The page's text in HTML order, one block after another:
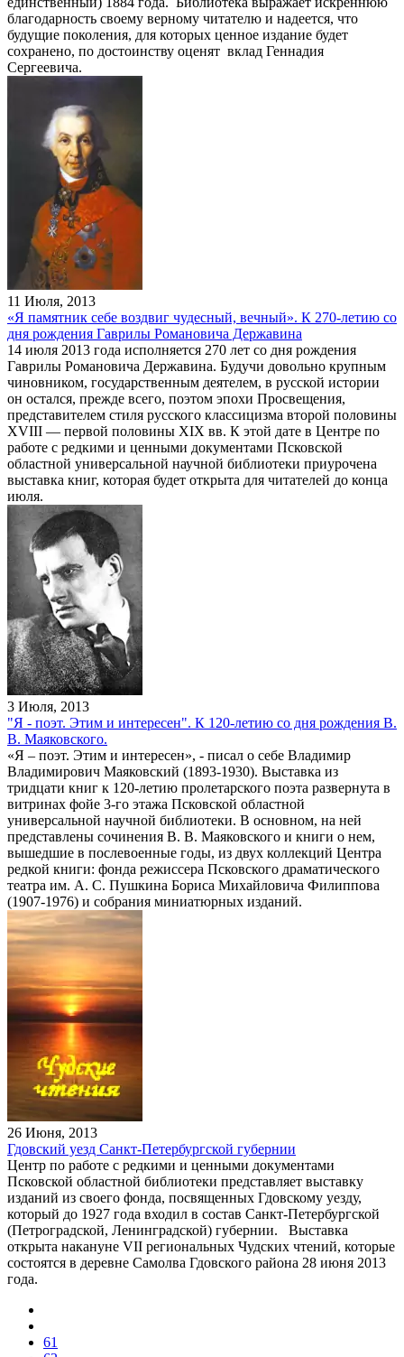
благодарность своему верному читателю и надеется, что
будущие поколения, для которых ценное издание будет
сохранено, по достоинству оценят вклад Геннадия
Сергеевича.
11 Июля, 2013
«Я памятник себе воздвиг чудесный, вечный». К 270-летию со
дня рождения Гаврилы Романовича Державина
14 июля 2013 года исполняется 270 лет со дня рождения
Гаврилы Романовича Державина. Будучи довольно крупным
чиновником, государственным деятелем, в русской истории
он остался, прежде всего, поэтом эпохи Просвещения,
представителем стиля русского классицизма второй половины
XVIII — первой половины XIX вв. К этой дате в Центре по
работе с редкими и ценными документами Псковской
областной универсальной научной библиотеки приурочена
выставка книг, которая будет открыта для читателей до конца
июля.
3 Июля, 2013
"Я - поэт. Этим и интересен". К 120-летию со дня рождения В.
В. Маяковского.
«Я – поэт. Этим и интересен», - писал о себе Владимир
Владимирович Маяковский (1893-1930). Выставка из
тридцати книг к 120-летию пролетарского поэта развернута в
витринах фойе 3-го этажа Псковской областной
универсальной научной библиотеки. В основном, на ней
представлены сочинения В. В. Маяковского и книги о нем,
вышедшие в послевоенные годы, из двух коллекций Центра
редкой книги: фонда режиссера Псковского драматического
театра им. А. С. Пушкина Бориса Михайловича Филиппова
(1907-1976) и собрания миниатюрных изданий.
26 Июня, 2013
Гдовский уезд Санкт-Петербургской губернии
Центр по работе с редкими и ценными документами
Псковской областной библиотеки представляет выставку
изданий из своего фонда, посвященных Гдовскому уезду,
который до 1927 года входил в состав Санкт-Петербургской
(Петроградской, Ленинградской) губернии. Выставка
открыта накануне VII региональных Чудских чтений, которые
состоятся в деревне Самолва Гдовского района 28 июня 2013
года.
61